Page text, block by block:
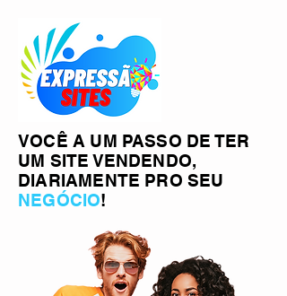
VOCÊ A UM PASSO DE TER
UM SITE VENDENDO,
DIARIAMENTE PRO SEU
NEGÓCIO!